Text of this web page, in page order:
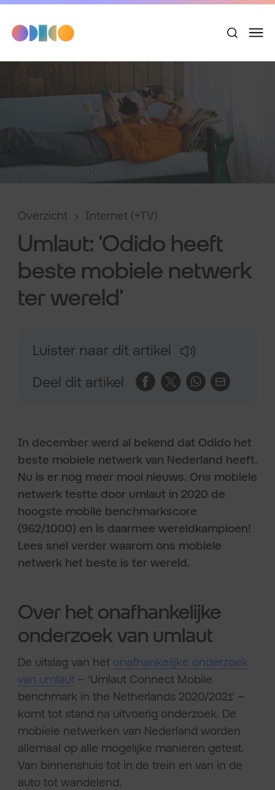
Overzicht Internet (+TV)
Umlaut: ‘Odido heeft
beste mobiele netwerk
ter wereld’
Luister naar dit artikel
Deel dit artikel
In december werd al bekend dat Odido het
beste mobiele netwerk van Nederland heeft.
Nu is er nog meer mooi nieuws. Ons mobiele
netwerk testte door umlaut in 2020 de
hoogste mobile benchmarkscore
(962/1000) en is daarmee wereldkampioen!
Lees snel verder waarom ons mobiele
netwerk het beste is ter wereld.
Over het onafhankelijke
onderzoek van umlaut
De uitslag van het onafhankelijke onderzoek
van umlaut– ‘Umlaut Connect Mobile
benchmark in the Netherlands 2020/2021’ –
komt tot stand na uitvoerig onderzoek. De
mobiele netwerken van Nederland worden
allemaal op alle mogelijke manieren getest.
Van binnenshuis tot in de trein en van in de
auto tot wandelend.